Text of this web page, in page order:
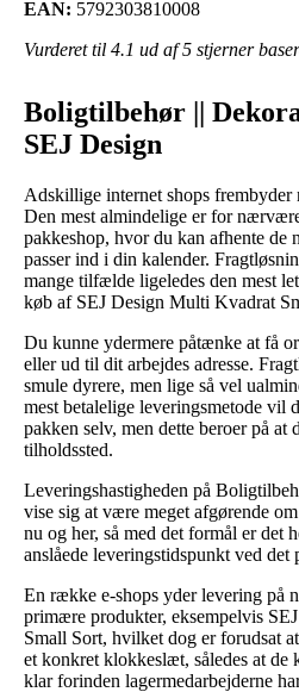
EAN: 5792303810008
Vurderet til 4.1 ud af 5 stjerner
Boligtilbehør ||
SEJ Design
Adskillige internet shops frembyder
Den mest almindelige er for
pakkeshop, hvor du kan afhente de
passer ind i din kalender.
mange tilfælde ligeledes den mest
køb af SEJ Design Multi Kvadrat
Du kunne ydermere påtænke at få
eller ud til dit arbejdes adresse.
smule dyrere, men lige så vel
mest betalelige leveringsmetode vil
pakken selv, men dette beroer på at
tilholdssted.
Leveringshastigheden på
vise sig at være meget afgørende
nu og her, så med det formål er det
anslåede leveringstidspunkt ved
En række e-shops yder levering på
primære produkter, eksempelvis
Small Sort, hvilket dog er forudsat
et konkret klokkeslæt, således at de
klar forinden lagermedarbejderne